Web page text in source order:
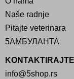
Naše radnje
Pitajte veterinara
5АМБУЛАНТА
info@5shop.rs